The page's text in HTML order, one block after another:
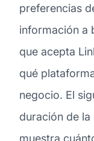
preferencias
información a
que acepta
qué
negocio. El
duración de
muestra